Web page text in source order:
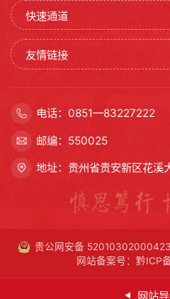
网站
快速通道
友情链接
电话：0851—83227222
邮编：550025
地址：贵州省贵安新区花溪
贵公网安备
网站备案号：黔ICP